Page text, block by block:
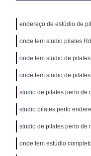
endereço de estúdio de
onde tem studio pilates
onde tem studio de
onde tem studio de
studio de pilates perto de
studio pilates perto
studio de pilates perto de
onde tem estúdio